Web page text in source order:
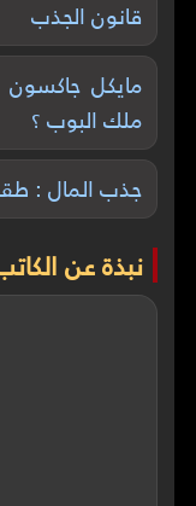
قانون الجذب
مايكل
ملك البوب ؟
جذب المال :
نبذة عن